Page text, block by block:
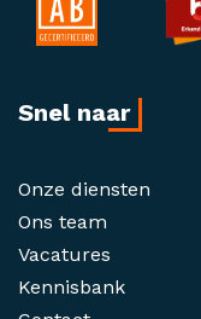
Snel naar
Onze diensten
Ons team
Vacatures
Kennisbank